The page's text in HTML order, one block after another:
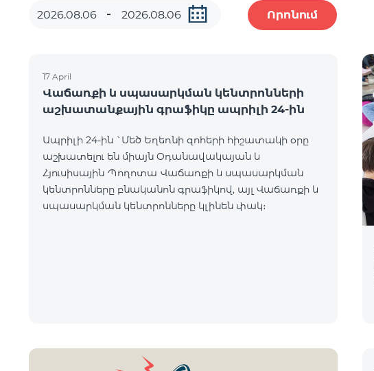
Որոնում
17 April
Վաճառքի և սպասարկման կենտրոնների
աշխատանքային գրաֆիկը ապրիլի 24-ին
Ապրիլի 24-ին `Մեծ Եղեռնի զոհերի հիշատակի օրը
աշխատելու են միայն Օդանավակայան և
Հյուսիսային Պողոտա Վաճառքի և սպասարկման
կենտրոնները բնականոն գրաֆիկով, այլ Վաճառքի և
սպասարկման կենտրոնները կլինեն փակ։